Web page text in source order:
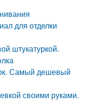
для отделки
штукатуркой.
Самый дешевый
своими руками.